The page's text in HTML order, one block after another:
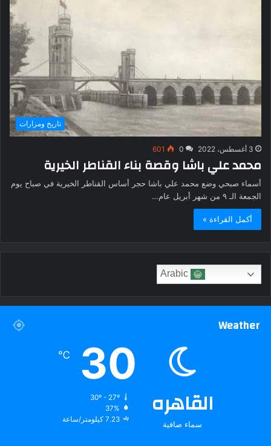
تاريخ ومزارات
3 أغسطس، 2022 0
601
محمد علي باشا وقصة بناء القناطر الخيرية
أسماء صبحي وضع محمد علي باشا حجر أساس القناطر الخيرية في صباح يوم
الجمعة الـ ٩ من شهر أبريل عام…
أكمل القراءة »
Weather
القاهره
سماء صافية
30
℃
30º - 27º
37%
7.23 كيلومتر/ساعة